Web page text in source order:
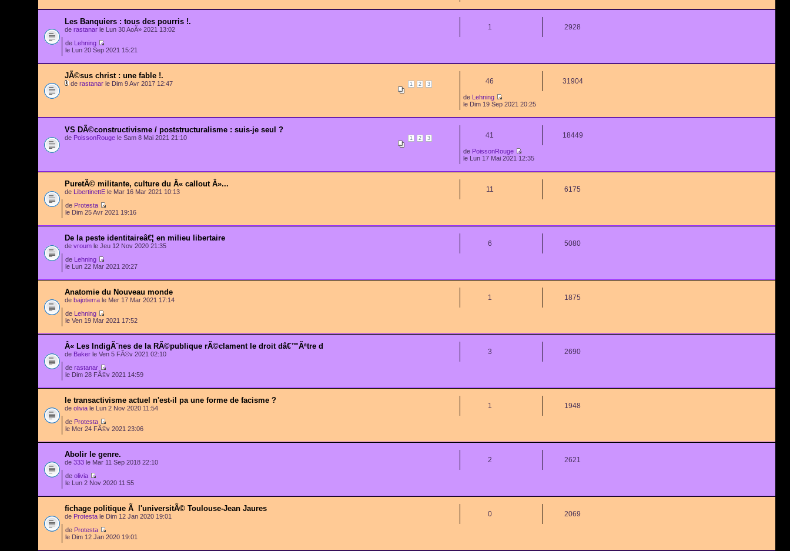
Les Banquiers : tous des pourris !.
de rastanar le Lun 30 AoÃ» 2021 13:02 1 2928
de Lehning
le Lun 20 Sep 2021 15:21
JÃ©sus christ : une fable !.
1 2 3
de rastanar le Dim 9 Avr 2017 12:47 46 31904
de Lehning
le Dim 19 Sep 2021 20:25
VS DÃ©constructivisme / poststructuralisme : suis-je seul ?
1 2 3
de PoissonRouge le Sam 8 Mai 2021 21:10 41 18449
de PoissonRouge
le Lun 17 Mai 2021 12:35
PuretÃ© militante, culture du Â« callout Â»...
de LibertinettE le Mar 16 Mar 2021 10:13 11 6175
de Protesta
le Dim 25 Avr 2021 19:16
De la peste identitaireâ€¦ en milieu libertaire
de vroum le Jeu 12 Nov 2020 21:35 6 5080
de Lehning
le Lun 22 Mar 2021 20:27
Anatomie du Nouveau monde
de bajotierra le Mer 17 Mar 2021 17:14 1 1875
de Lehning
le Ven 19 Mar 2021 17:52
Â« Les IndigÃ¨nes de la RÃ©publique rÃ©clament le droit dâ€™Ãªtre d
de Baker le Ven 5 FÃ©v 2021 02:10 3 2690
de rastanar
le Dim 28 FÃ©v 2021 14:59
le transactivisme actuel n'est-il pa une forme de facisme ?
de olivia le Lun 2 Nov 2020 11:54 1 1948
de Protesta
le Mer 24 FÃ©v 2021 23:06
Abolir le genre.
de 333 le Mar 11 Sep 2018 22:10 2 2621
de olivia
le Lun 2 Nov 2020 11:55
fichage politique Ã l'universitÃ© Toulouse-Jean Jaures
de Protesta le Dim 12 Jan 2020 19:01 0 2069
de Protesta
le Dim 12 Jan 2020 19:01